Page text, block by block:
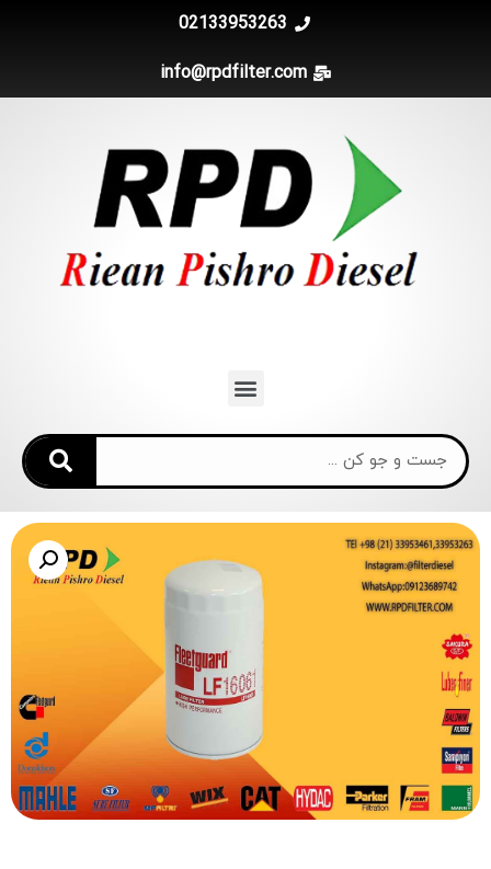
02133953263
info@rpdfilter.com